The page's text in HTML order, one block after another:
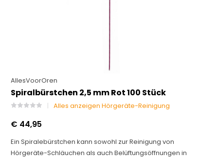
AllesVoorOren
Spiralbürstchen 2,5 mm Rot 100 Stück
Alles anzeigen Hörgeräte-Reinigung
€ 44,95
Ein Spiralebürstchen kann sowohl zur Reinigung von
Hörgeräte-Schläuchen als auch Belüftungsöffnungen in